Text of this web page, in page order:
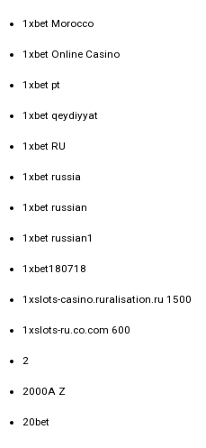
1xbet Morocco
1xbet Online Casino
1xbet pt
1xbet qeydiyyat
1xbet RU
1xbet russia
1xbet russian
1xbet russian1
1xbet180718
1xslots-casino.ruralisation.ru 1500
1xslots-ru.co.com 600
2
2000A Z
20bet